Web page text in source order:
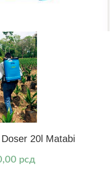
20l Matabi
рсд